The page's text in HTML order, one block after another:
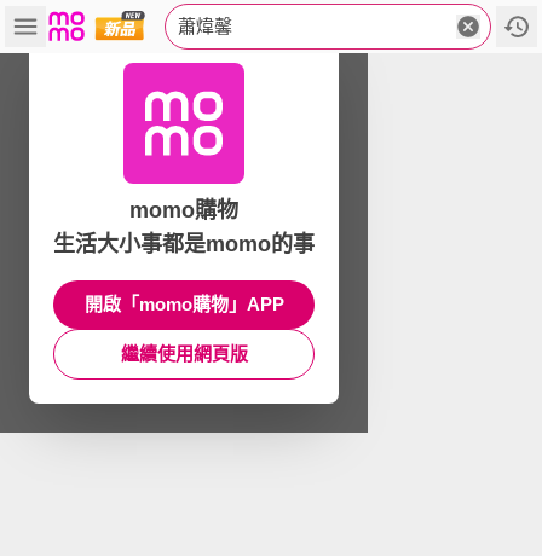
蕭煒馨
momo購物
生活大小事都是momo的事
開啟「momo購物」APP
繼續使用網頁版